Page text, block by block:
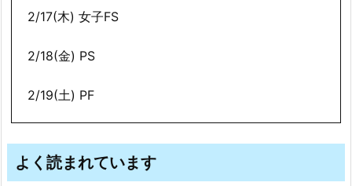
2/17(木) 女子FS
2/18(金) PS
2/19(土) PF
よく読まれています